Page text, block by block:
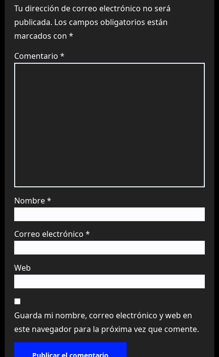
Tu dirección de correo electrónico no será
publicada. Los campos obligatorios están
marcados con *
Comentario *
Nombre*
Correo electrónico *
Web
Guarda mi nombre, correo electrónico y web en
este navegador para la próxima vez que comente.